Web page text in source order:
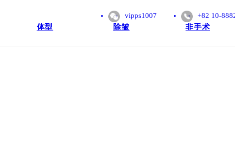
vipps1007 +82 10-
体型 除皱 非手术